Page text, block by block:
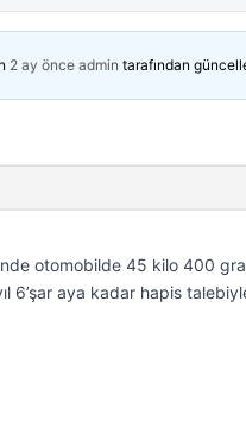
2 ay önce admin tarafından
otomobilde 45 kilo 400
6’şar aya kadar hapis